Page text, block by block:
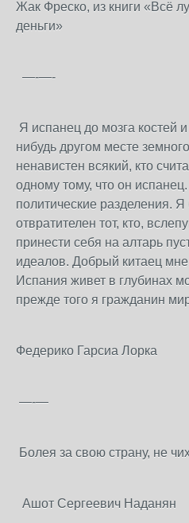
Жак Фреско, из книги «Всё
деньги»
—-—-
Я испанец до мозга костей
нибудь другом месте
ненавистен всякий, кто
одному тому, что он
политические разделения.
отвратителен тот, кто,
принести себя на алтарь
идеалов. Добрый китаец
Испания живет в глубинах
прежде того я гражданин
Федерико Гарсиа Лорка
—-—
Болея за свою страну, не
Ашот Сергеевич Наданян